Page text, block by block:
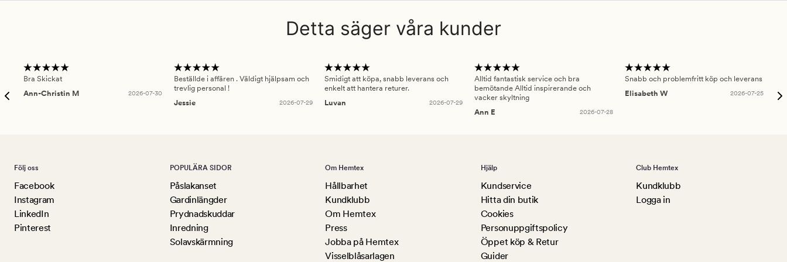
Detta säger våra kunder
Bra Skickat
Ann-Christin M
2026-07-30
Beställde i affären . Väldigt hjälpsam och
trevlig personal !
Jessie
2026-07-29
Smidigt att köpa, snabb leverans och
enkelt att hantera returer.
Luvan
2026-07-29
Alltid fantastisk service och bra
bemötande Alltid inspirerande och
vacker skyltning
Ann E
2026-07-28
Snabb och problemfritt köp och leverans
Elisabeth W
2026-07-25
Följ oss
Facebook
Instagram
LinkedIn
Pinterest
POPULÄRA SIDOR
Påslakanset
Gardinlängder
Prydnadskuddar
Inredning
Solavskärmning
Om Hemtex
Hållbarhet
Kundklubb
Om Hemtex
Press
Jobba på Hemtex
Visselblåsarlagen
Hjälp
Kundservice
Hitta din butik
Cookies
Personuppgiftspolicy
Öppet köp & Retur
Guider
Club Hemtex
Kundklubb
Logga in